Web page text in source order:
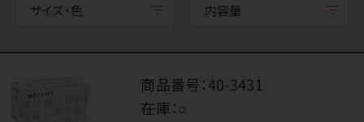
サイズ・色 内容量
商品番号：40-3431
在庫：○